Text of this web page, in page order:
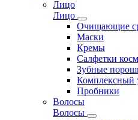
Лицо
Лицо
Очищающие
Маски
Кремы
Салфетки
Зубные
Комплексный
Пробники
Волосы
Волосы